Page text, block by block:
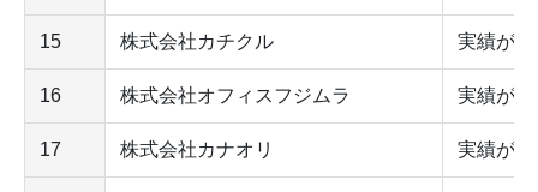
15 株式会社カチクル 実績が豊
16 株式会社オフィスフジムラ 実績が豊
17 株式会社カナオリ 実績が豊